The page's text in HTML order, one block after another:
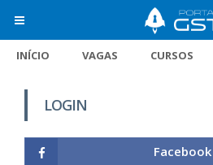
INÍCIO VAGAS CURSOS
LOGIN
Facebook